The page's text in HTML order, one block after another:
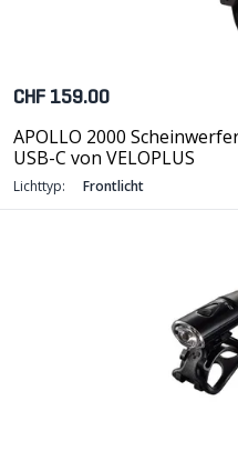
CHF 159.00
APOLLO 2000
USB-C von VELOPLUS
Lichttyp: Frontlicht